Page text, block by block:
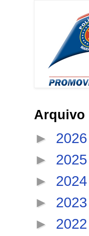
Arquivo
► 2026
► 2025
► 2024
► 2023
► 2022